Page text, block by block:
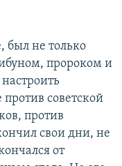
был не только
пророком и
советской
против
свои дни, не
от